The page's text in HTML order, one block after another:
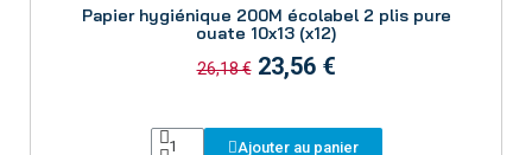
Papier hygiénique 200M écolabel 2 plis pure
ouate 10x13 (x12)
26,18 € 23,56 €
Ajouter au panier